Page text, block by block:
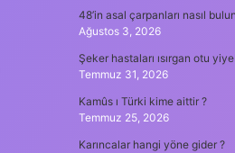
48’in asal çarpanları nasıl
Ağustos 3, 2026
Şeker hastaları ısırgan otu
Temmuz 31, 2026
Kamûs ı Türki kime aittir ?
Temmuz 25, 2026
Karıncalar hangi yöne gider ?